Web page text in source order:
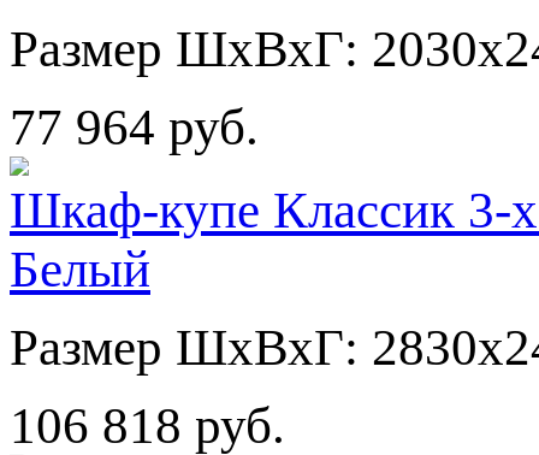
Размер ШхВхГ:
77 964 руб.
Шкаф-купе Классик 3-
Белый
Размер ШхВхГ:
106 818 руб.